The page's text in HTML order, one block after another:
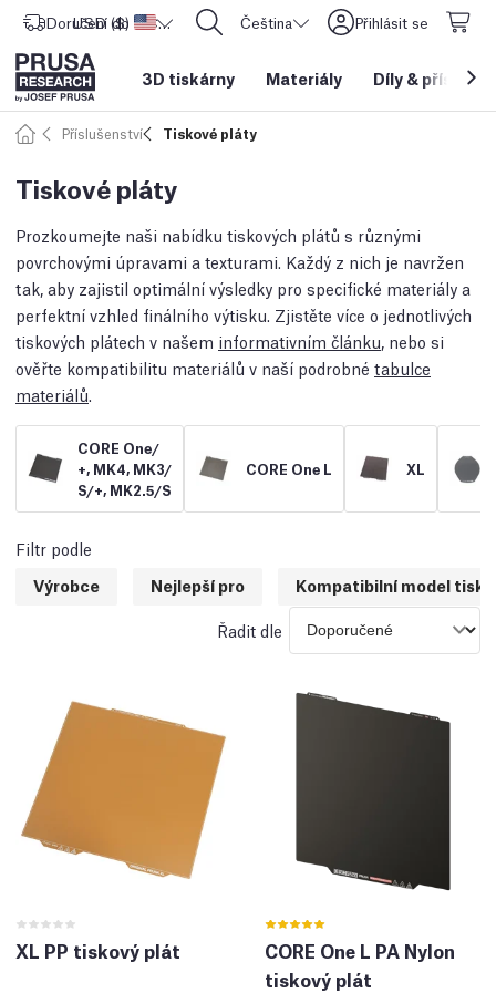
Doručení do Spojené státy americké
USD ($) CORE One L: Nyní skladem! Čeština Přihlásit se
3D tiskárny Materiály Díly &
Příslušenství Tiskové pláty
Tiskové pláty
Prozkoumejte naši nabídku tiskových plátů s různými
povrchovými úpravami a texturami. Každý z nich je navržen
tak, aby zajistil optimální výsledky pro specifické materiály a
perfektní vzhled finálního výtisku. Zjistěte více o jednotlivých
tiskových plátech v našem informativním článku , nebo si
ověřte kompatibilitu materiálů v naší podrobné tabulce
materiálů
CORE One/
+, MK4, MK3/
S/+, MK2.5/S
CORE One L XL
Filtr podle
Výrobce
Nejlepší pro Kompatibilní model
Řadit dle
XL PP tiskový plát
CORE One L PA Nylon
tiskový plát